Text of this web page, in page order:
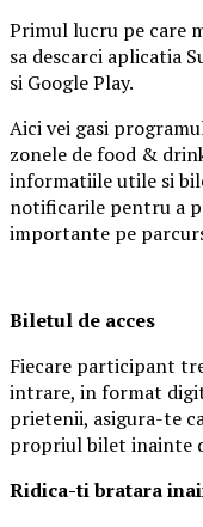
Primul lucru pe care
sa descarci aplicatia
si Google Play.
Aici vei gasi
zonele de food &
informatiile utile si
notificarile pentru a
importante pe
Biletul de acces
Fiecare participant
intrare, in format
prietenii, asigura-te
propriul bilet inainte
Ridica-ti bratara